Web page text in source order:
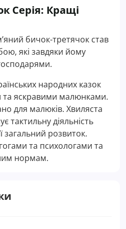
Серія: Кращі
бичок-третячок став
які завдяки йому
народних казок
та яскравими малюнками.
для малюків. Хвиляста
тактильну діяльність
загальний розвиток.
та психологами та
нормам.